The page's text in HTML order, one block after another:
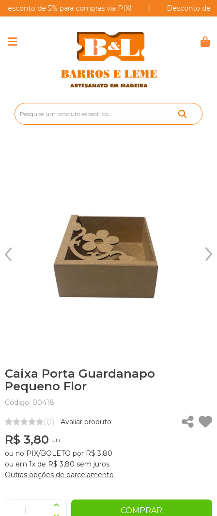
de 5% para compras via PIX! Desconto de 5%
Caixa Porta Guardanapo
Pequeno Flor
Código: 00418
(0) Avaliar produto
R$ 3,80 un.
ou no PIX/BOLETO por R$ 3,80
ou em 1x de R$ 3,80 sem juros
Outras opções de parcelamento
COMPRAR